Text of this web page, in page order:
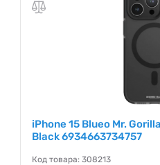
iPhone 15 Blueo Mr.
Black 6934663734757
Код товара: 308213